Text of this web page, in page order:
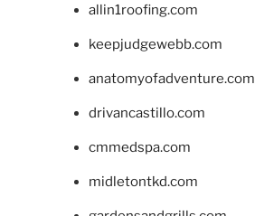
allin1roofing.com
keepjudgewebb.com
anatomyofadventure.com
drivancastillo.com
cmmedspa.com
midletontkd.com